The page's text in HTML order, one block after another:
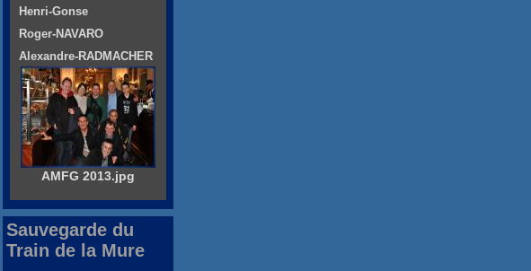
Henri-Gonse
Roger-NAVARO
Alexandre-RADMACHER
AMFG 2013.jpg
Sauvegarde du
Train de la Mure